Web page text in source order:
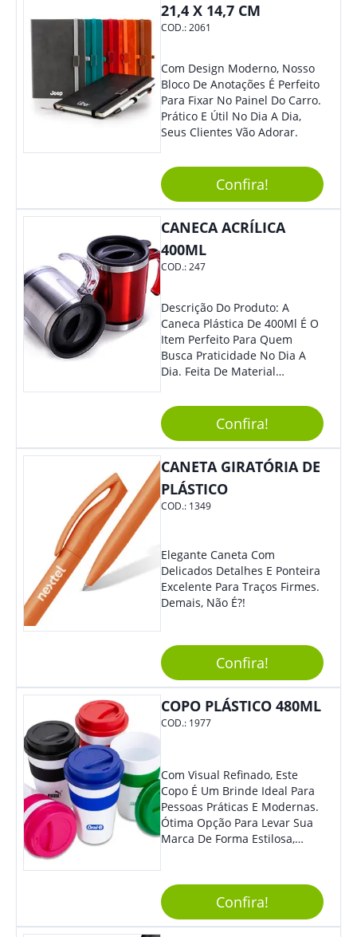
21,4 X 14,7 CM
COD.:2061
Com Design Moderno, Nosso
Bloco De Anotações É Perfeito
Para Fixar No Painel Do Carro.
Prático E Útil No Dia A Dia,
Seus Clientes Vão Adorar.
Confira!
CANECA ACRÍLICA
400ML
COD.:247
Descrição Do Produto: A
Caneca Plástica De 400Ml É O
Item Perfeito Para Quem
Busca Praticidade No Dia A
Dia. Feita De Material
Caneca É Ideal Para Ser
Utilizada Em Casa, No
Trabalho Ou Em Qualquer
Outra Atividade Do Seu
Cotidiano. Benefícios: -
Capacidade De 400Ml, Ideal
Para Diferentes Tipos De
Bebidas Quentes Ou Frias. -
Podendo Ser Levada Para
Qualquer Lugar. - Material
Plástico De Alta Qualidade,
Resistente A Quedas E Não
Quebra Com Facilidade. Usos
Tomar Café, Chá, Sucos Ou
Água. - Ideal Para Levar Ao
Escritório, Para Viagens Ou
Para O Parque. - Pode Ser
Utilizada Em Eventos Ao Ar
Livre, Como Piqueniques E
E Tenha Sempre Uma Opção
Prática E Funcional Para Suas
Bebidas Favoritas!
Confira!
CANETA GIRATÓRIA DE
PLÁSTICO
COD.: 1349
Elegante Caneta Com
Delicados Detalhes E Ponteira
Excelente Para Traços Firmes.
Demais, Não É?!
Confira!
COPO PLÁSTICO 480ML
COD.: 1977
Com Visual Refinado, Este
Copo É Um Brinde Ideal Para
Pessoas Práticas E Modernas.
Ótima Opção Para Levar Sua
Marca De Forma Estilosa,
Reuniões Corporativas Ou Até
Mesmo Para Presentear
Colaboradores.
Confira!